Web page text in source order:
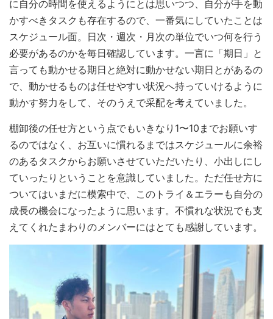
に自分の時間を使えるようにとは思いつつ、自分が手を動
かすべきタスクも存在するので、一番気にしていたことは
スケジュール面。日次・週次・月次の単位でいつ何を行う
必要があるのかを毎日確認しています。一言に「期日」と
言っても動かせる期日と絶対に動かせない期日とがあるの
で、動かせるものは任せやすい状況へ持っていけるように
動かす努力をして、そのうえで采配を考えていました。
棚卸後の任せ方という点でもいきなり1〜10までお願いす
るのではなく、お互いに慣れるまではスケジュールに余裕
のあるタスクからお願いさせていただいたり、小出しにし
ていったりということを意識していました。ただ任せ方に
ついてはいまだに模索中で、このトライ＆エラーも自分の
成長の機会になったように思います。不慣れな状況でも支
えてくれたまわりのメンバーにはとても感謝しています。